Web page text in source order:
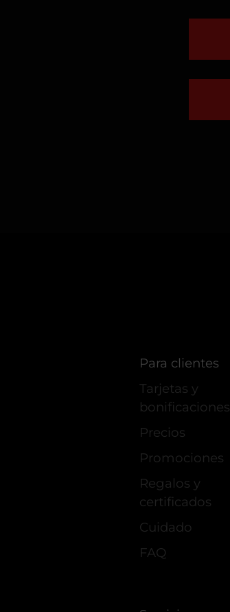
Para clientes
Tarjetas y
bonificaciones
Precios
Promociones
Regalos y
certificados
Cuidado
FAQ